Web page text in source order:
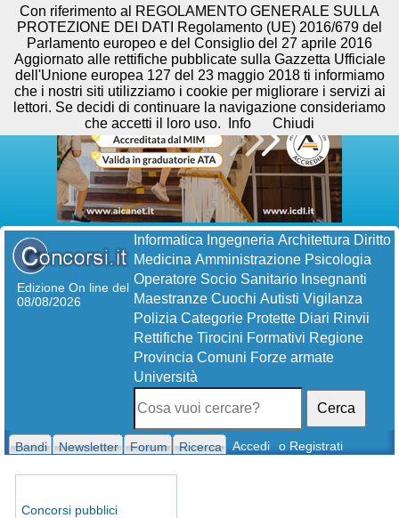
Edizione On line del
08/08/2026
Informatica Ingegneria Architettura Diritto
Medicina Amministrazione Psicologia
Operatore Socio Sanitario Insegnanti
Maestranze Cuochi Autisti Vigilanza
Polizia Categorie Protette Diari Rinvii
Rettifiche Tirocini Formativi Regione
Provincia Comuni Forze armate
Università
Cerca
Bandi Newsletter Forum Ricerca Accedi o Registrati
Concorsi pubblici
Con riferimento al REGOLAMENTO GENERALE SULLA
PROTEZIONE DEI DATI Regolamento (UE) 2016/679 del
Parlamento europeo e del Consiglio del 27 aprile 2016
Aggiornato alle rettifiche pubblicate sulla Gazzetta Ufficiale
dell'Unione europea 127 del 23 maggio 2018 ti informiamo
che i nostri siti utilizziamo i cookie per migliorare i servizi ai
lettori. Se decidi di continuare la navigazione consideriamo
che accetti il loro uso.
Info Chiudi